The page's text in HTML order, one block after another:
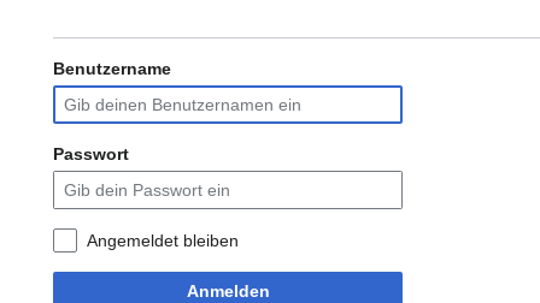
Benutzername
Passwort
Angemeldet bleiben
Anmelden